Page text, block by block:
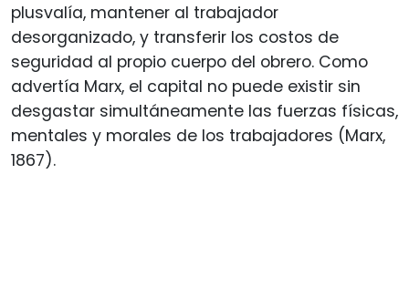
plusvalía, mantener al trabajador
desorganizado, y transferir los costos de
seguridad al propio cuerpo del obrero. Como
advertía Marx, el capital no puede existir sin
desgastar simultáneamente las fuerzas físicas,
mentales y morales de los trabajadores (Marx,
1867).